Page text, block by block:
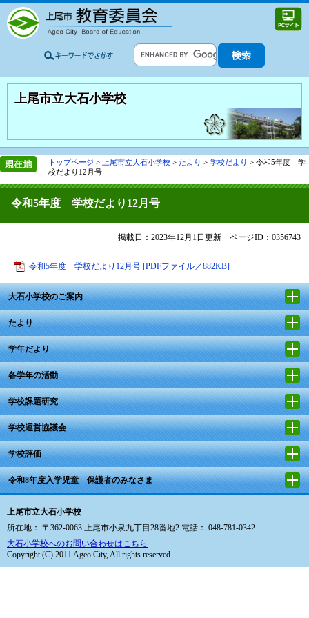
上尾市立大石小学校
トップページ > 上尾市立大石小学校 > たより > 学校だより > 令和5年度 学
校だより12月号
令和5年度 学校だより12月号
掲載日：2023年12月1日更新 ページID：0356743
令和5年度 学校だより12月号 [PDFファイル／882KB]
大石小学校のご案内
たより
学年だより
各学年の活動
学校課題研究
学校運営協議会
学校評価
令和8年度入学児童 保護者のみなさま
上尾市立大石小学校
所在地： 〒362-0063 上尾市小泉九丁目28番地2 電話： 048-781-0342
大石小学校へのお問い合わせはこちら
Copyright (C) 2011 Ageo City, All rights reserved.